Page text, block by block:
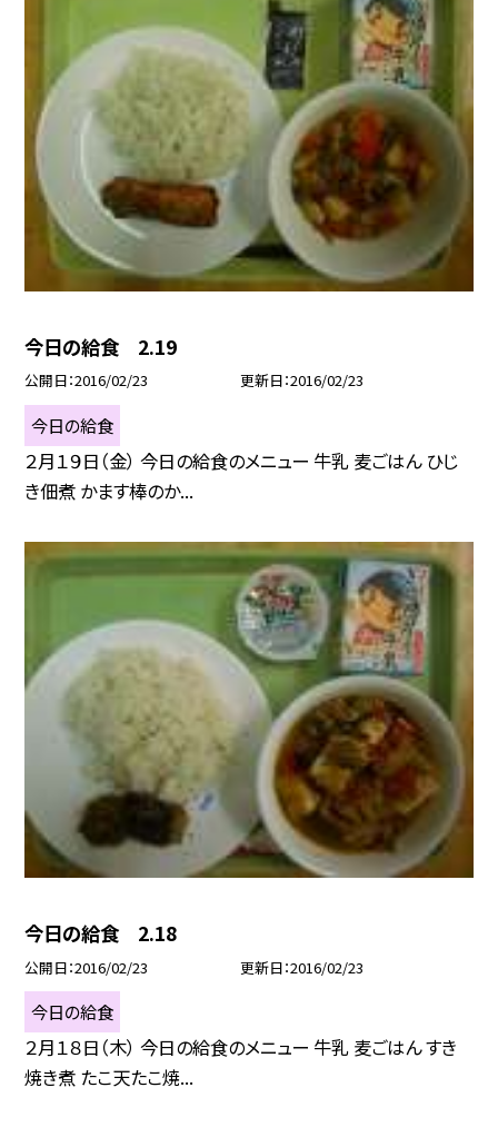
今日の給食 2.19
公開日 2016/02/23 更新日 2016/02/23
今日の給食
２月１９日（金） 今日の給食のメニュー 牛乳 麦ごはん ひじ
き佃煮 かます棒のか...
今日の給食 2.18
公開日 2016/02/23 更新日 2016/02/23
今日の給食
２月１８日（木） 今日の給食のメニュー 牛乳 麦ごはん すき
焼き煮 たこ天たこ焼...